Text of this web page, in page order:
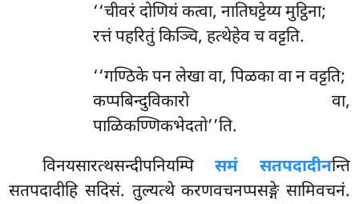
‘‘चीवरं दोणियं कत्वा, नातिघट्टेय्य मुट्ठिना;
रत्तं पहरितुं किञ्चि, हत्थेहेव च वट्टति.
‘‘गण्ठिके पन लेखा वा, पिळका वा न वट्टति;
कप्पबिन्दुविकारो वा,
पाळिकण्णिकभेदतो’’ति.
विनयसारत्थसन्दीपनियम्पिसमं सतपदादीनन्ति
सतपदादीहि सदिसं. तुल्यत्थे करणवचनप्पसङ्गे सामिवचनं.